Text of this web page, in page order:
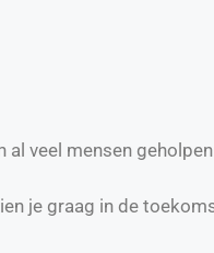
veel mensen
je graag in de